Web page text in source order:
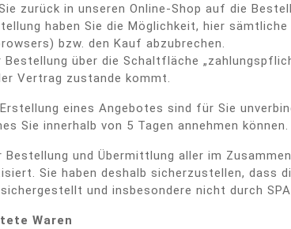
zurück in unseren Online-Shop auf die
haben Sie die Möglichkeit, hier
bzw. den Kauf abzubrechen.
Bestellung über die Schaltfläche
Vertrag zustande kommt.
eines Angebotes sind für Sie
Sie innerhalb von 5 Tagen annehmen können.
Bestellung und Übermittlung aller im
Sie haben deshalb sicherzustellen,
und insbesondere nicht durch
Waren